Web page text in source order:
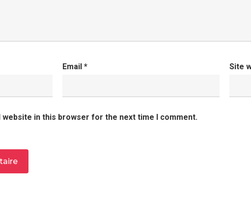
Email * Site
website in this browser for the next time I comment.